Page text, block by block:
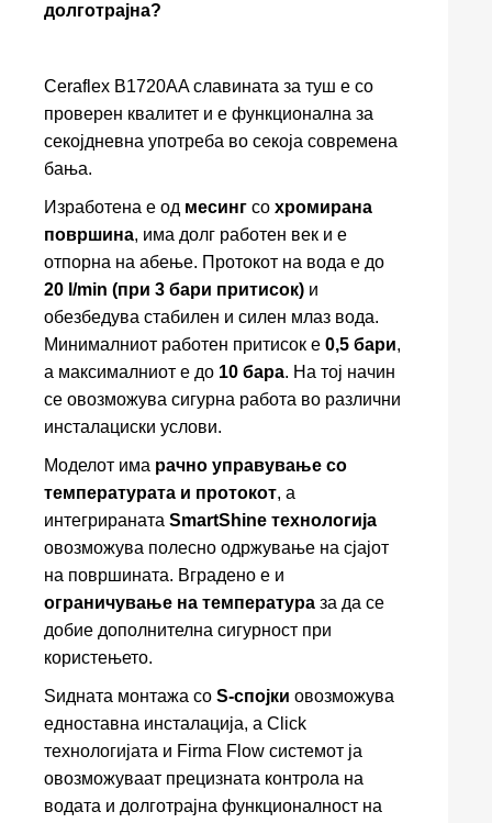
долготрајна?
Ceraflex B1720AA славината за туш е со
проверен квалитет и е функционална за
секојдневна употреба во секоја современа
бања.
Изработена е од месинг со хромирана
површина, има долг работен век и е
отпорна на абење. Протокот на вода е до
20 l/min (при 3 бари притисок) и
обезбедува стабилен и силен млаз вода.
Минималниот работен притисок е 0,5 бари,
а максималниот е до 10 бара. На тој начин
се овозможува сигурна работа во различни
инсталациски услови.
Моделот има рачно управување со
температурата и протокот, а
интегрираната SmartShine технологија
овозможува полесно одржување на сјајот
на површината. Вградено е и
ограничување на температура за да се
добие дополнителна сигурност при
користењето.
Ѕидната монтажа со S-спојки овозможува
едноставна инсталација, а Click
технологијата и Firma Flow системот ја
овозможуваат прецизната контрола на
водата и долготрајна функционалност на